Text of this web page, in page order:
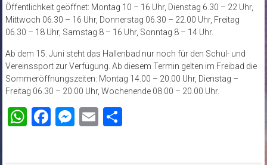
Öffentlichkeit geöffnet: Montag 10 – 16 Uhr, Dienstag 6.30 – 22 Uhr,
Mittwoch 06.30 – 16 Uhr, Donnerstag 06.30 – 22.00 Uhr, Freitag
06.30 – 18 Uhr, Samstag 8 – 16 Uhr, Sonntag 8 – 14 Uhr.
Ab dem 15. Juni steht das Hallenbad nur noch für den Schul- und
Vereinssport zur Verfügung. Ab diesem Termin gelten im Freibad die
Sommeröffnungszeiten: Montag 14.00 – 20.00 Uhr, Dienstag –
Freitag 06.30 – 20.00 Uhr, Wochenende 08.00 – 20.00 Uhr.
WhatsApp
Facebook
Messenger
EmailTeilen